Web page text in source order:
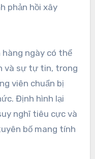
phản hồi xây
hàng ngày có thể
và sự tự tin, trong
viên chuẩn bị
Định hình lại
nghĩ tiêu cực và
bố mang tính